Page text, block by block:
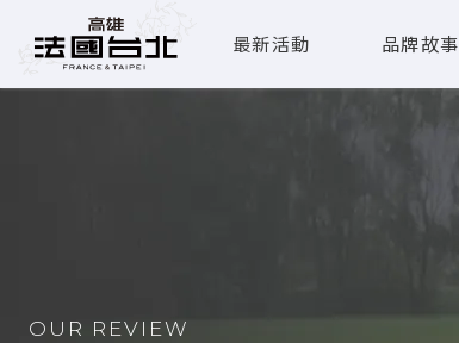
最新活動 品牌故事
OUR REVIEW